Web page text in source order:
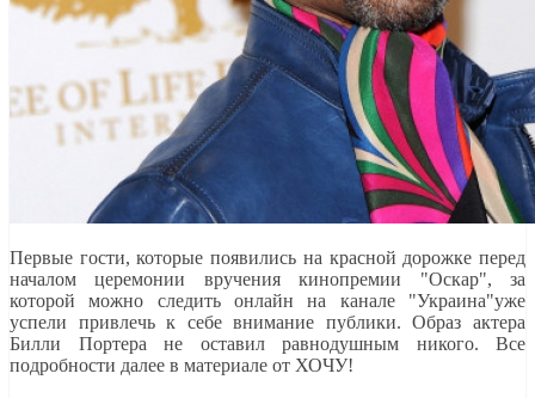
Первые гости, которые появились на красной дорожке перед
началом церемонии вручения кинопремии "Оскар", за
которой можно следить онлайн на канале "Украина"уже
успели привлечь к себе внимание публики. Образ актера
Билли Портера не оставил равнодушным никого. Все
подробности далее в материале от ХОЧУ!